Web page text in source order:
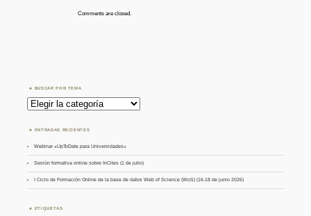
Comments are closed.
BUSCAR POR TEMA
Buscar
por
Tema
ENTRADAS RECIENTES
Webinar «UpToDate para Universidades»
Sesión formativa online sobre InCites (1 de julio)
I Ciclo de Formación Online de la base de datos Web of Science (WoS) (16-18 de junio 2026)
ETIQUETAS